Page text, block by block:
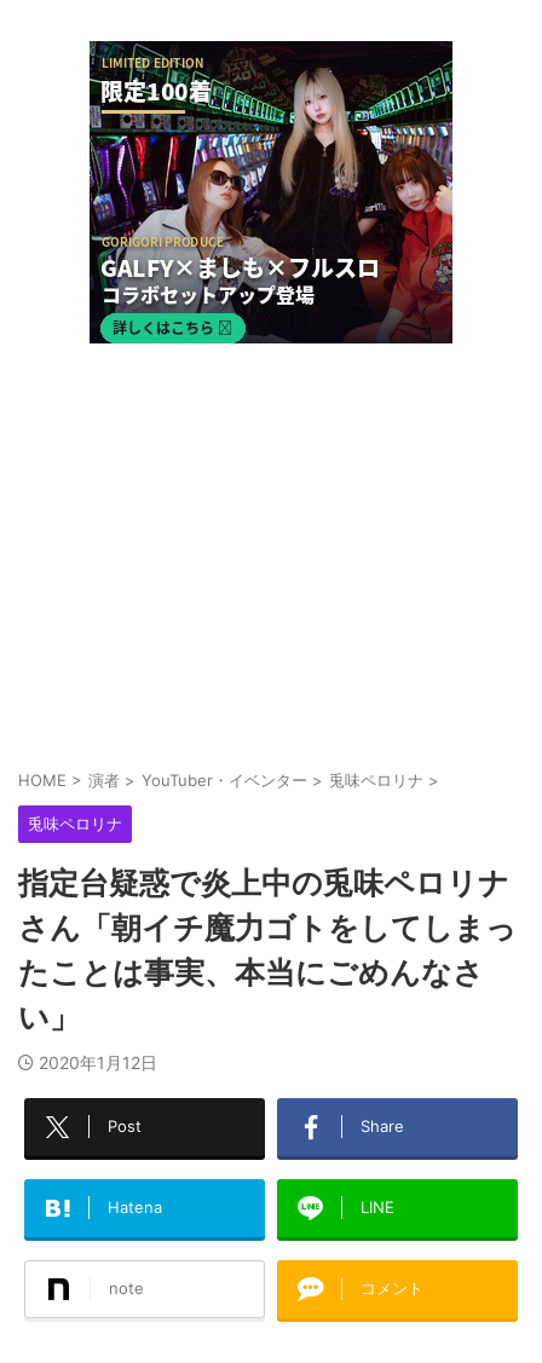
【神ファンサ】瀬戸環奈さんが8月8日のマルハン
仙台駅東店・仙台苦竹店予定になるだけで話題沸...
HOME > 演者 > YouTuber・イベンター > 兎味ペロリナ >
兎味ペロリナ
指定台疑惑で炎上中の兎味ペロリナ
さん「朝イチ魔力ゴトをしてしまっ
たことは事実、本当にごめんなさ
い」
2020年1月12日
Post Share
Hatena LINE
note コメント